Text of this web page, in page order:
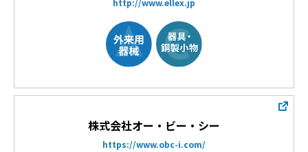
株式会社オー・ビー・シー
https://www.obc-i.com/